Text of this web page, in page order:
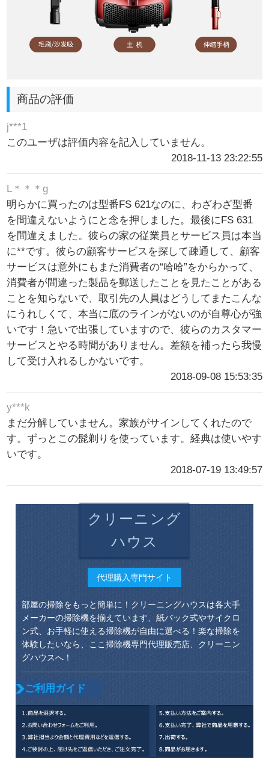
商品の評価
j***1
このユーザは評価内容を記入していません。
2018-11-13 23:22:55
L＊＊＊g
明らかに買ったのは型番FS 621なのに、わざわざ型番
を間違えないようにと念を押しました。最後にFS 631
を間違えました。彼らの家の従業員とサービス員は本当
に**です。彼らの顧客サービスを探して疎通して、顧客
サービスは意外にもまた消費者の“哈哈”をからかって、
消費者が間違った製品を郵送したことを見たことがある
ことを知らないで、取引先の人員はどうしてまたこんな
にうれしくて、本当に底のラインがないのが自尊心が強
いです！急いで出張していますので、彼らのカスタマー
サービスとやる時間がありません。差額を補ったら我慢
して受け入れるしかないです。
2018-09-08 15:53:35
y***k
まだ分解していません。家族がサインしてくれたので
す。ずっとこの髭剃りを使っています。経典は使いやす
いです。
2018-07-19 13:49:57
クリーニング
ハウス
代理購入専門サイト
部屋の掃除をもっと簡単に！クリーニングハウスは各大手
メーカーの掃除機を揃えています、紙バック式やサイクロ
ン式、お手軽に使える掃除機が自由に選べる！楽な掃除を
体験したいなら、ここ掃除機専門代理販売店、クリーニン
グハウスへ！
ご利用ガイド